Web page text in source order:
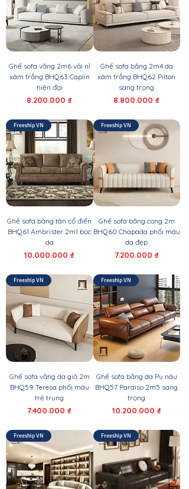
Ghế sofa văng 2m6 vải nỉ
xám trắng BHQ63 Caplin
hiện đại
Giá
8.200.000 ₫
Ghế sofa băng 2m4 da
xám trắng BHQ62 Pilton
sang trọng
Giá
8.800.000 ₫
Freeship VN
Ghế sofa băng tân cổ điển
BHQ61 Ambrister 2m1 bọc
da
Giá
10.000.000 ₫
Freeship VN
Ghế sofa băng cong 2m
BHQ60 Chapada phối màu
da đẹp
Giá
7.200.000 ₫
Freeship VN
Ghế sofa văng da giả 2m
BHQ59 Teresa phối màu
trẻ trung
Giá
7.400.000 ₫
Freeship VN
Ghế sofa băng da Pu nâu
BHQ57 Paraiso 2m5 sang
trọng
Giá
10.200.000 ₫
Freeship VN Freeship VN